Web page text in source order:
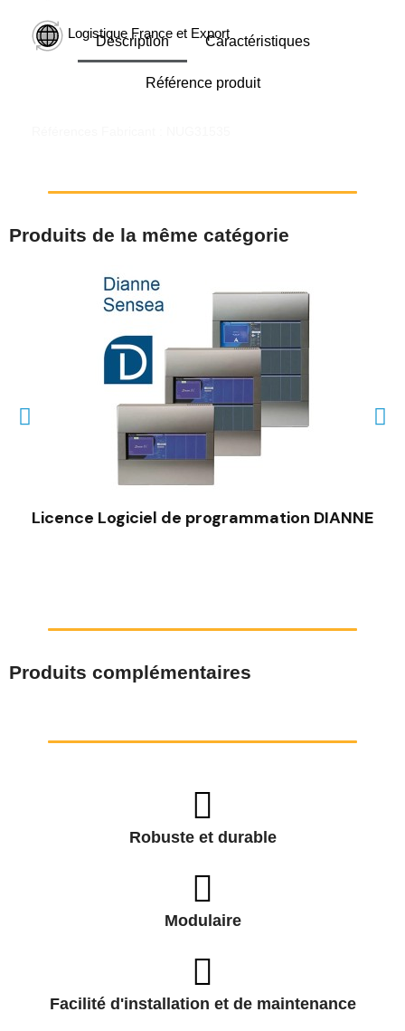
Logistique France et Export
Description Caractéristiques
Référence produit
Produits de la même catégorie
Licence Logiciel de programmation DIANNE
Produits complémentaires
Robuste et durable
Modulaire
Facilité d'installation et de maintenance